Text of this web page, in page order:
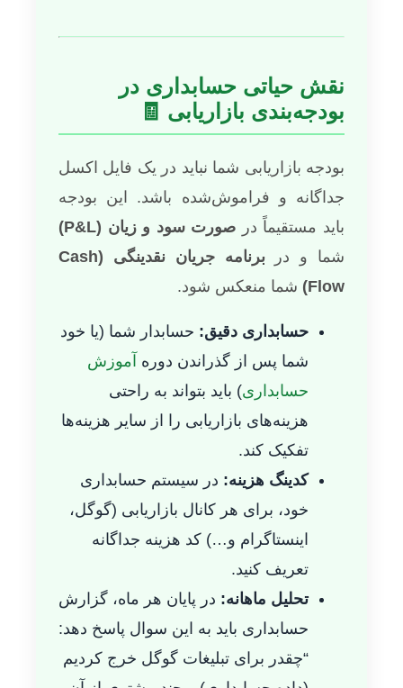
نقش حیاتی حسابداری در
بودجه‌بندی بازاریابی 🧾
بودجه بازاریابی شما نباید در یک فایل اکسل
جداگانه و فراموش‌شده باشد. این بودجه
باید مستقیماً در صورت سود و زیان (P&L)
شما و در
برنامه جریان نقدینگی (Cash
Flow)
شما منعکس شود.
حسابداری دقیق: حسابدار شما (یا خود
شما پس از گذراندن دوره آموزش
حسابداری) باید بتواند به راحتی
هزینه‌های بازاریابی را از سایر هزینه‌ها
تفکیک کند.
کدینگ هزینه: در سیستم حسابداری
خود، برای هر کانال بازاریابی (گوگل،
اینستاگرام و…) کد هزینه جداگانه
تعریف کنید.
تحلیل ماهانه: در پایان هر ماه، گزارش
حسابداری باید به این سوال پاسخ دهد:
“چقدر برای تبلیغات گوگل خرج کردیم